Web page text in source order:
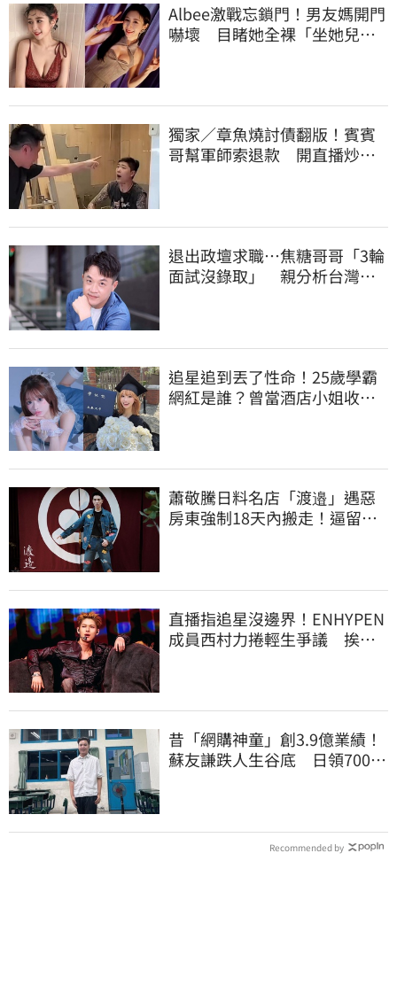
Albee激戰忘鎖門！男友媽開門
嚇壞 目睹她全裸「坐她兒子
獨家／章魚燒討債翻版！賓賓
哥幫軍師索退款 開直播炒作
退出政壇求職…焦糖哥哥「3輪
面試沒錄取」 親分析台灣職
追星追到丟了性命！25歲學霸
網紅是誰？曾當酒店小姐收入
蕭敬騰日料名店「渡邉」遇惡
房東強制18天內搬走！逼留裝
直播指追星沒邊界！ENHYPEN
成員西村力捲輕生爭議 挨
昔「網購神童」創3.9億業績！
蘇友謙跌人生谷底 日領700元
Recommended by